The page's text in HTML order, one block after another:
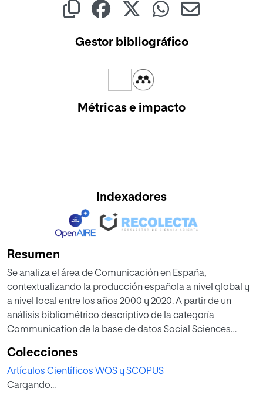
Gestor bibliográfico
Métricas e impacto
Indexadores
Resumen
Se analiza el área de Comunicación en España,
contextualizando la producción española a nivel global y
a nivel local entre los años 2000 y 2020. A partir de un
análisis bibliométrico descriptivo de la categoría
Communication de la base de datos Social Sciences
impacto de los principales países. También se analiza el
peso que tiene la producción en la base de datos
Emerging Sources Citation Index (ESCI) entre 2015-2020.
Colecciones
Artículos Científicos WOS y SCOPUS
Cargando...